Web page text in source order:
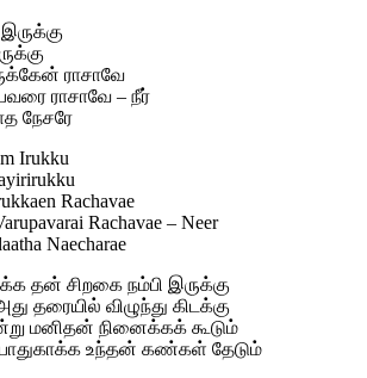
ராசாவே
ராசாவே – நீர்
நேசரே
Irukku
Rachavae
Rachavae – Neer
Naecharae
தன் சிறகை நம்பி இருக்கு
தரையில் விழுந்து கிடக்கு
மனிதன் நினைக்கக் கூடும்
உந்தன் கண்கள் தேடும்